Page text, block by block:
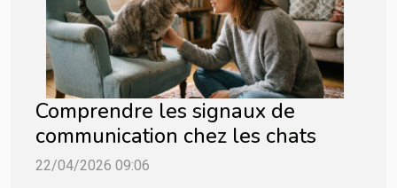
Comprendre les signaux de
communication chez les chats
22/04/2026 09:06